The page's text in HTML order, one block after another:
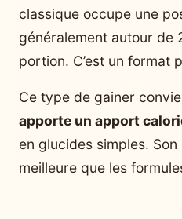
classique occupe une
généralement autour de
portion. C’est un format
Ce type de gainer
apporte un apport
en glucides simples.
meilleure que les